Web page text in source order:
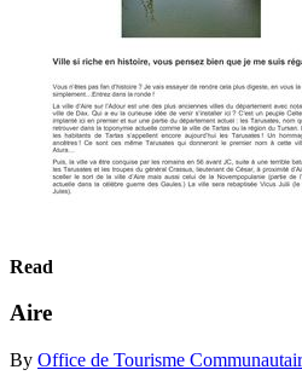
Read
Aire
By Office de Tourisme